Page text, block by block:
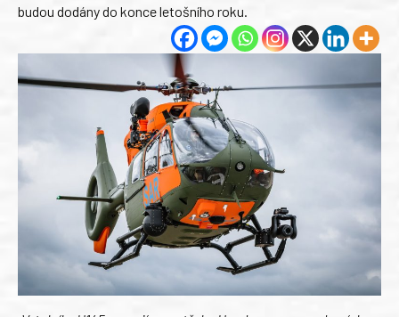
budou dodány do konce letošního roku.